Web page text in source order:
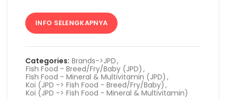
INFO SELENGKAPNYA
Categories: Brands->JPD,
Fish Food - Breed/Fry/Baby (JPD) ,
Fish Food - Mineral & Multivitamin (JPD) ,
Koi (JPD -> Fish Food - Breed/Fry/Baby) ,
Koi (JPD -> Fish Food - Mineral & Multivitamin)